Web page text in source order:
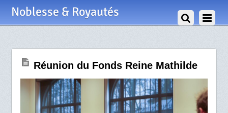
Noblesse & Royautés
Réunion du Fonds Reine Mathilde